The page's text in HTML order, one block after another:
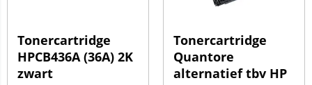
Tonercartridge
HPCB436A (36A) 2K
zwart
Tonercartridge
Quantore
alternatief tbv HP